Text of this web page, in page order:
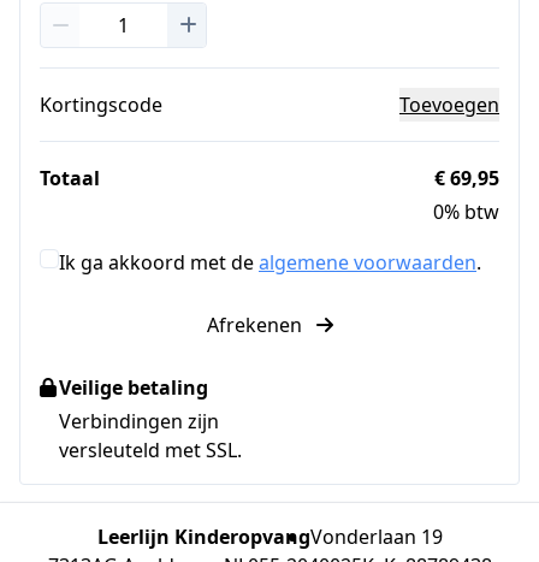
Kortingscode Toevoegen
Totaal
€ 69,95
0% btw
Ik ga akkoord met dealgemene voorwaarden.
Afrekenen
Veilige betaling
Verbindingen zijn
versleuteld met SSL.
Leerlijn KinderopvangVonderlaan 19